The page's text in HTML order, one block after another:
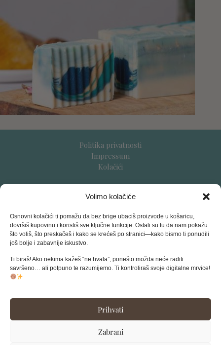
Volimo kolačiće
Osnovni kolačići ti pomažu da bez brige ubaciš proizvode u košaricu,
dovršiš kupovinu i koristiš sve ključne funkcije. Ostali su tu da nam pokažu
što voliš, što preskačeš i kako se krećeš po stranici—kako bismo ti ponudili
još bolje i zabavnije iskustvo.
Ti biraš! Ako nekima kažeš “ne hvala”, ponešto možda neće raditi
savršeno… ali potpuno te razumijemo. Ti kontroliraš svoje digitalne mrvice!
Prihvati
Zabrani
Politika privatnosti
Impressum
Kolačići
Uvjeti prodaje
Povrati i reklamacije
Podržani načini plaćanja:
mobilno/internet bankarstvo
pouzećem (samo GLS)
sapunerija@gmail.com